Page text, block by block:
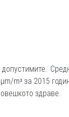
mᶟ за 2015
здраве.